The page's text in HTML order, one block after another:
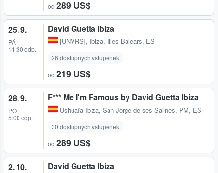
od 289 US$
25. 9.
PÁ
11:30 odp.
David Guetta Ibiza
[UNVRS], Ibiza, Illes Balears, ES
26 dostupných vstupenek
od 219 US$
28. 9.
PO
5:00 odp.
F*** Me I'm Famous by David Guetta Ibiza
Ushuaïa Ibiza, San Jorge de ses Salines, PM, ES
30 dostupných vstupenek
od 289 US$
2. 10. David Guetta Ibiza